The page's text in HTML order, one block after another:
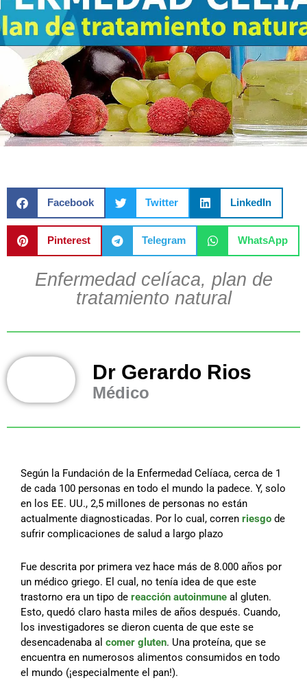
Facebook Twitter LinkedIn
Pinterest Telegram WhatsApp
Enfermedad celíaca, plan de
tratamiento natural
Dr Gerardo Rios
Médico
Según la Fundación de la Enfermedad Celíaca, cerca de 1
de cada 100 personas en todo el mundo la padece. Y, solo
en los EE. UU., 2,5 millones de personas no están
actualmente diagnosticadas. Por lo cual, corren riesgo de
sufrir complicaciones de salud a largo plazo
Fue descrita por primera vez hace más de 8.000 años por
un médico griego. El cual, no tenía idea de que este
trastorno era un tipo de reacción autoinmune al gluten.
Esto, quedó claro hasta miles de años después. Cuando,
los investigadores se dieron cuenta de que este se
desencadenaba al comer gluten. Una proteína, que se
encuentra en numerosos alimentos consumidos en todo
el mundo (¡especialmente el pan!).